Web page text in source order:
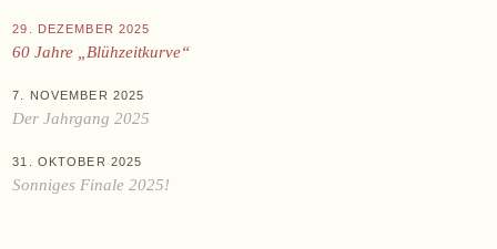
Zwettlerstraße 23
29. DEZEMBER 2025
60 Jahre „Blühzeitkurve“
7. NOVEMBER 2025
Der Jahrgang 2025
31. OKTOBER 2025
Sonniges Finale 2025!